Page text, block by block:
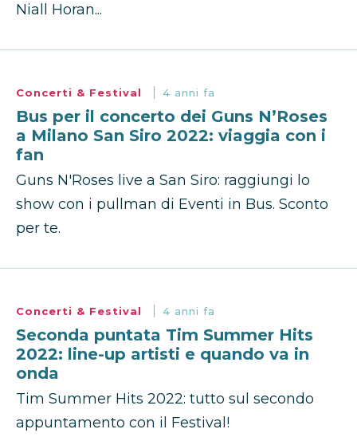
Niall Horan...
Concerti & Festival 4 anni fa
Bus per il concerto dei Guns N’Roses
a Milano San Siro 2022: viaggia con i
fan
Guns N'Roses live a San Siro: raggiungi lo
show con i pullman di Eventi in Bus. Sconto
per te.
Concerti & Festival 4 anni fa
Seconda puntata Tim Summer Hits
2022: line-up artisti e quando va in
onda
Tim Summer Hits 2022: tutto sul secondo
appuntamento con il Festival!